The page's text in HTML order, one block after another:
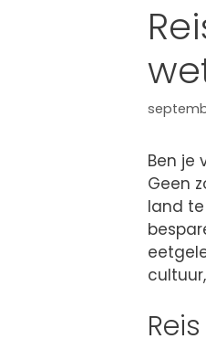
Ben je
Geen
land